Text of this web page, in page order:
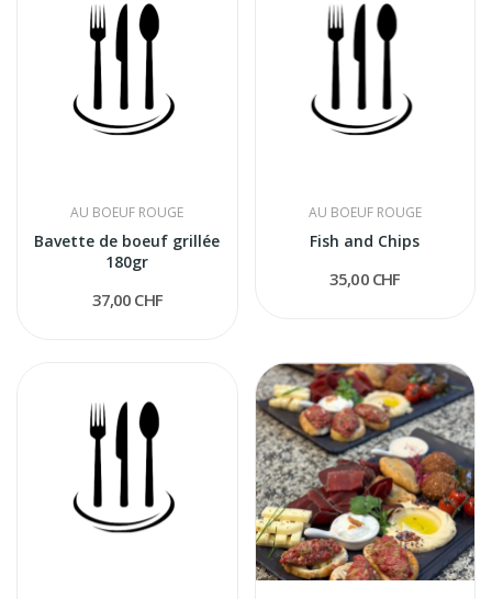
AU BOEUF ROUGE
Bavette de boeuf grillée
180gr
37,00 CHF
AU BOEUF ROUGE
Fish and Chips
35,00 CHF